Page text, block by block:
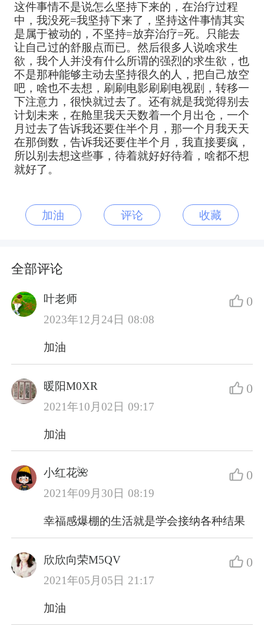
这件事情不是说怎么坚持下来的，在治疗过程
中，我没死=我坚持下来了，坚持这件事情其实
是属于被动的，不坚持=放弃治疗=死。只能去
让自己过的舒服点而已。然后很多人说啥求生
欲，我个人并没有什么所谓的强烈的求生欲，也
不是那种能够主动去坚持很久的人，把自己放空
吧，啥也不去想，刷刷电影刷刷电视剧，转移一
下注意力，很快就过去了。还有就是我觉得别去
计划未来，在舱里我天天数着一个月出仓，一个
月过去了告诉我还要住半个月，那一个月我天天
在那倒数，告诉我还要住半个月，我直接要疯，
所以别去想这些事，待着就好好待着，啥都不想
就好了。
加油 评论 收藏
全部评论
叶老师
2023年12月24日 08:08
0
加油
暖阳M0XR
2021年10月02日 09:17
0
加油
小红花🌺
2021年09月30日 08:19
0
幸福感爆棚的生活就是学会接纳各种结果
欣欣向荣M5QV
2021年05月05日 21:17
0
加油